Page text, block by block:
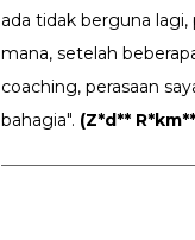
ada tidak berguna lagi,
mana, setelah
coaching, perasaan
bahagia". (Z*d**